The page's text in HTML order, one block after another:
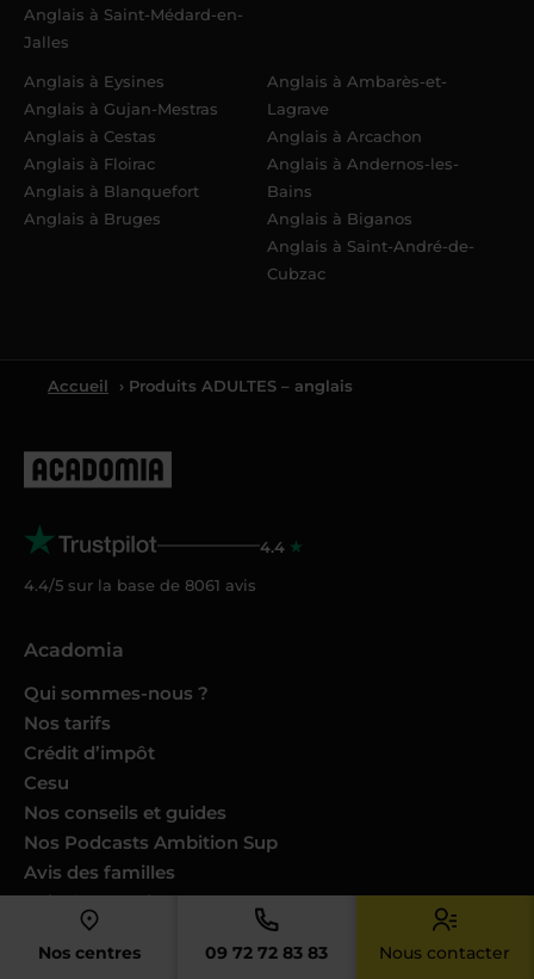
Nos centres 09 72 72 83 83 Nous contacter
Anglais à Saint-Médard-en-
Jalles
Anglais à Eysines
Anglais à Gujan-Mestras
Anglais à Cestas
Anglais à Floirac
Anglais à Blanquefort
Anglais à Bruges
Anglais à Ambarès-et-
Lagrave
Anglais à Arcachon
Anglais à Andernos-les-
Bains
Anglais à Biganos
Anglais à Saint-André-de-
Cubzac
Accueil › Produits ADULTES – anglais
4.4
4.4/5 sur la base de 8061 avis
Acadomia
Qui sommes-nous ?
Nos tarifs
Crédit d’impôt
Cesu
Nos conseils et guides
Nos Podcasts Ambition Sup
Avis des familles
Avis des enseignants
Catalogues produits
Nos engagements